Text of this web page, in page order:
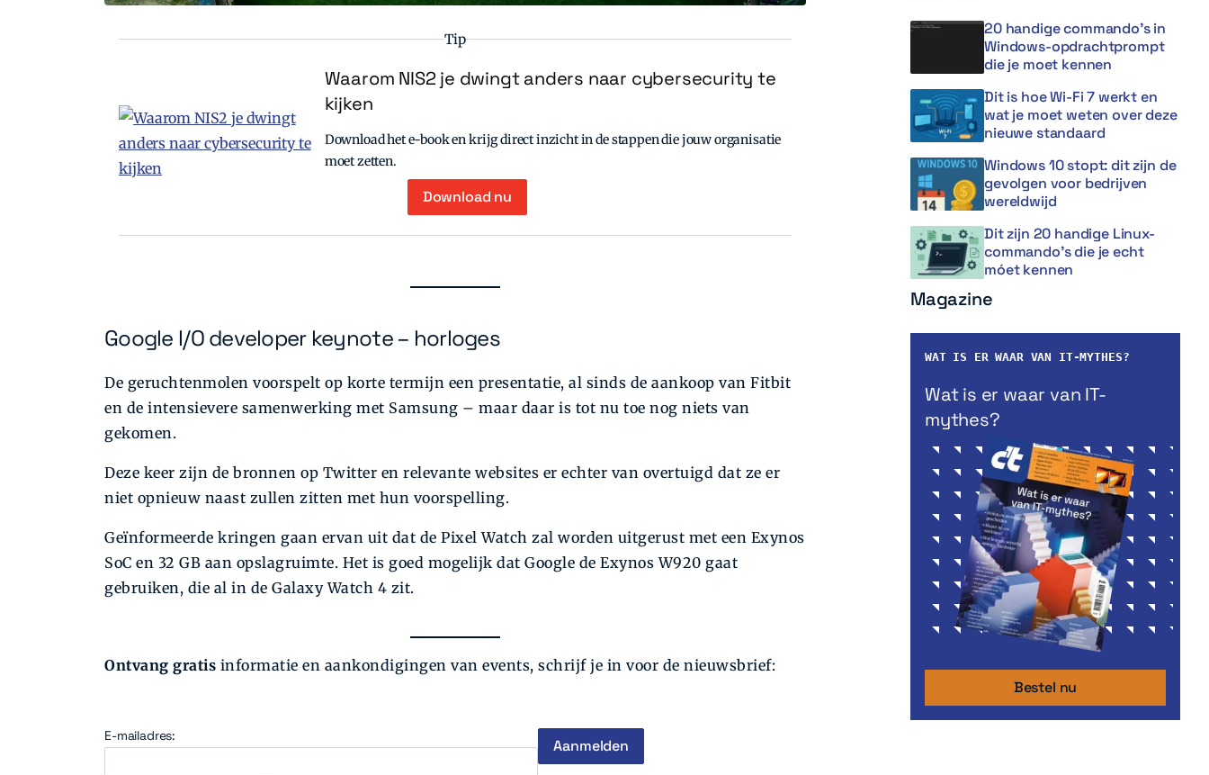
Tip
Waarom NIS2 je dwingt anders naar cybersecurity te
kijken
Download het e-book en krijg direct inzicht in de stappen die jouw organisatie
moet zetten.
Download nu
Google I/O developer keynote – horloges
De geruchtenmolen voorspelt op korte termijn een presentatie, al sinds de aankoop van Fitbit
en de intensievere samenwerking met Samsung – maar daar is tot nu toe nog niets van
gekomen.
Deze keer zijn de bronnen op Twitter en relevante websites er echter van overtuigd dat ze er
niet opnieuw naast zullen zitten met hun voorspelling.
Geïnformeerde kringen gaan ervan uit dat de Pixel Watch zal worden uitgerust met een Exynos
SoC en 32 GB aan opslagruimte. Het is goed mogelijk dat Google de Exynos W920 gaat
gebruiken, die al in de Galaxy Watch 4 zit.
Ontvang gratis informatie en aankondigingen van events, schrijf je in voor de nieuwsbrief:
E-mailadres:
20 handige commando’s in
Windows-opdrachtprompt
die je moet kennen
Dit is hoe Wi-Fi 7 werkt en
wat je moet weten over deze
nieuwe standaard
Windows 10 stopt: dit zijn de
gevolgen voor bedrijven
wereldwijd
Dit zijn 20 handige Linux-
commando’s die je echt
móet kennen
Magazine
WAT IS ER WAAR VAN IT-MYTHES?
Wat is er waar van IT-
mythes?
Bestel nu